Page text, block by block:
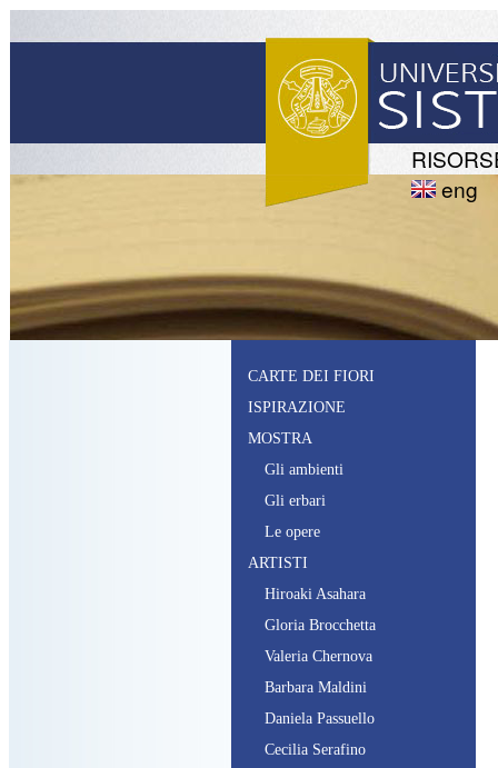
eng
CARTE DEI FIORI
ISPIRAZIONE
MOSTRA
Gli ambienti
Gli erbari
Le opere
ARTISTI
Hiroaki Asahara
Gloria Brocchetta
Valeria Chernova
Barbara Maldini
Daniela Passuello
Cecilia Serafino